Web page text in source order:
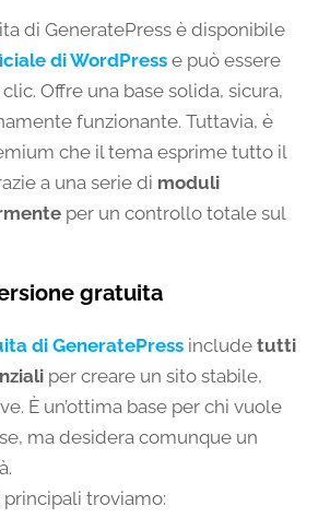
di GeneratePress è disponibile
di WordPress e può essere
Offre una base solida, sicura,
funzionante. Tuttavia, è
che il tema esprime tutto il
a una serie di moduli
per un controllo totale sul
gratuita
di GeneratePress include tutti
per creare un sito stabile,
È un’ottima base per chi vuole
ma desidera comunque un
troviamo: